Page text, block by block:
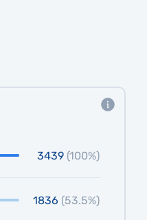
3439 (100%)
1836 (53.5%)